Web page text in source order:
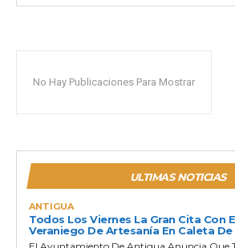
No Hay Publicaciones Para Mostrar
ULTIMAS NOTICIAS
ANTIGUA
Todos Los Viernes La Gran Cita Con
Veraniego De Artesanía En Caleta